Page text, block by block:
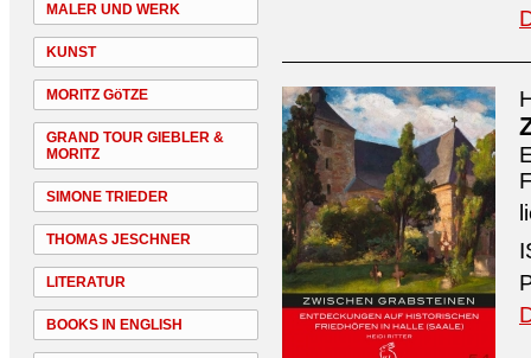
MALER UND WERK
KUNST
MORITZ GöTZE
GRAND TOUR GIEBLER &
MORITZ
SIMONE TRIEDER
THOMAS JESCHNER
LITERATUR
BOOKS IN ENGLISH